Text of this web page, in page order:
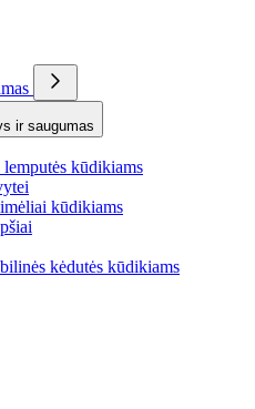
ir saugumas
kūdikiams
kūdikiams
kėdutės kūdikiams